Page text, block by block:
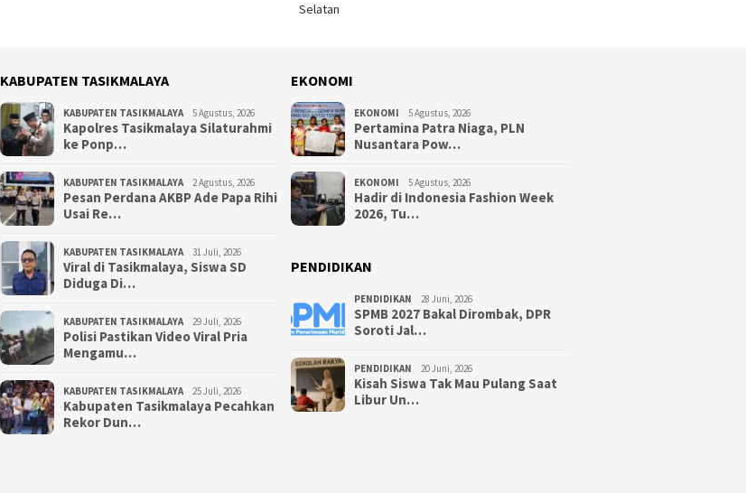
Selatan
KABUPATEN TASIKMALAYA
KABUPATEN TASIKMALAYA 5 Agustus, 2026
Kapolres Tasikmalaya Silaturahmi
ke Ponp…
KABUPATEN TASIKMALAYA 2 Agustus, 2026
Pesan Perdana AKBP Ade Papa Rihi
Usai Re…
KABUPATEN TASIKMALAYA 31 Juli, 2026
Viral di Tasikmalaya, Siswa SD
Diduga Di…
KABUPATEN TASIKMALAYA 29 Juli, 2026
Polisi Pastikan Video Viral Pria
Mengamu…
KABUPATEN TASIKMALAYA 25 Juli, 2026
Kabupaten Tasikmalaya Pecahkan
Rekor Dun…
EKONOMI
EKONOMI 5 Agustus, 2026
Pertamina Patra Niaga, PLN
Nusantara Pow…
EKONOMI 5 Agustus, 2026
Hadir di Indonesia Fashion Week
2026, Tu…
PENDIDIKAN
PENDIDIKAN 28 Juni, 2026
SPMB 2027 Bakal Dirombak, DPR
Soroti Jal…
PENDIDIKAN 20 Juni, 2026
Kisah Siswa Tak Mau Pulang Saat
Libur Un…